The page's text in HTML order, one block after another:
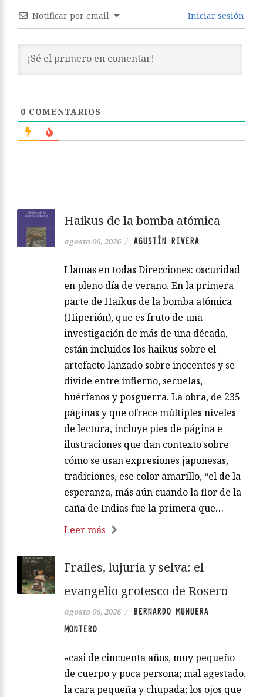
Notificar por email Iniciar sesión
0 COMENTARIOS
Haikus de la bomba atómica
agosto 06, 2026 / AGUSTÍN RIVERA
Llamas en todas Direcciones: oscuridad
en pleno día de verano. En la primera
parte de Haikus de la bomba atómica
(Hiperión), que es fruto de una
investigación de más de una década,
están incluidos los haikus sobre el
artefacto lanzado sobre inocentes y se
divide entre infierno, secuelas,
huérfanos y posguerra. La obra, de 235
páginas y que ofrece múltiples niveles
de lectura, incluye pies de página e
ilustraciones que dan contexto sobre
cómo se usan expresiones japonesas,
tradiciones, ese color amarillo, “el de la
esperanza, más aún cuando la flor de la
caña de Indias fue la primera que…
Leer más
Frailes, lujuria y selva: el
evangelio grotesco de Rosero
agosto 06, 2026 /
BERNARDO MUNUERA
MONTERO
«casi de cincuenta años, muy pequeño
de cuerpo y poca persona; mal agestado,
la cara pequeña y chupada; los ojos que